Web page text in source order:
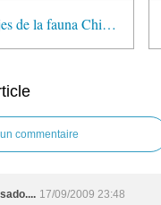
Algunos personajes de la fauna Chilena -Osvaldo Torres
commentaire
17/09/2009 23:48